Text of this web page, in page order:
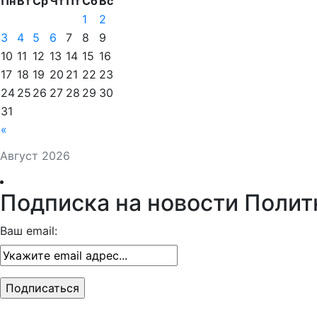
Август 2026
«
1
2
3
4 5 6 7 8
9
10 11 12 13 14 15 16
17 18 19 20 21 22 23
24 25 26 27 28 29 30
31
Подписка на новости
Ваш email: